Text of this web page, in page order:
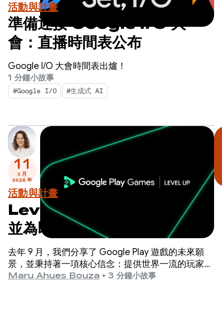
活動與計畫
準備迎接 Google I/O 大
會：直播時間表公布
Google I/O 大會時間表出爐！
1 分鐘小故事
#Google I/O #生成式 AI
11
3 月
2026 年
活動與計畫
Level Up：測試 Sidekick
並為即將到來的計畫里程碑做
好準備
去年 9 月，我們分享了 Google Play 遊戲的未來願
景，並秉持著一項核心信念：提供世界一流的玩家體
驗，是推動遊戲成功的最佳方式。
Maru Ahues Bouza • 3 分鐘小故事